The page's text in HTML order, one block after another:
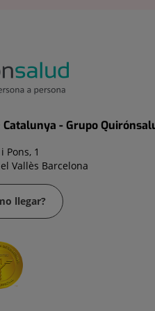
- Grupo
Pons, 1
Vallès Barcelona
llegar?